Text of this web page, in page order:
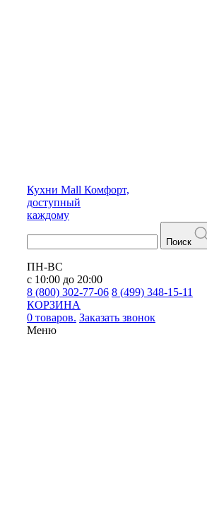
Кухни Mall Комфорт,
доступный
каждому
Поиск
ПН-ВС
с 10:00 до 20:00
8 (800) 302-77-06 8 (499) 348-15-11
КОРЗИНА
0 товаров. Заказать звонок
Меню